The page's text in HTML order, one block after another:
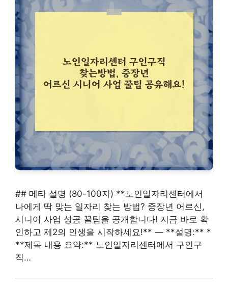
## 메타 설명 (80-100자) **노인일자리센터에서
나에게 딱 맞는 일자리 찾는 방법? 중장년 어르신,
시니어 사업 성공 꿀팁을 공개합니다! 지금 바로 확
인하고 제2의 인생을 시작하세요!** — **설명:** *
**제목 내용 요약:** 노인일자리센터에서 구인구
직…